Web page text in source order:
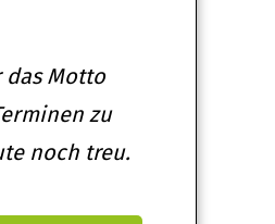
das Motto
zu
noch treu.